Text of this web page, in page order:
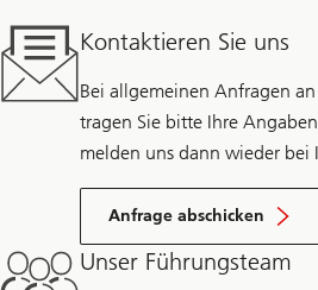
Kontaktieren Sie uns
Bei allgemeinen Anfragen
tragen Sie bitte Ihre
melden uns dann wieder bei
Anfrage abschicken
Unser Führungsteam